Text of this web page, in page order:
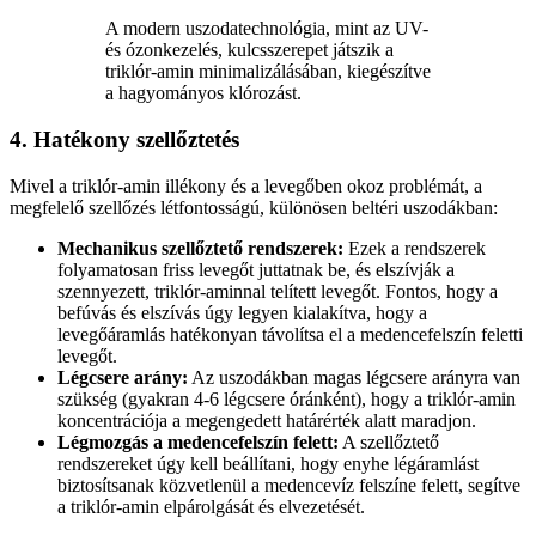
A modern uszodatechnológia, mint az UV-
és ózonkezelés, kulcsszerepet játszik a
triklór-amin minimalizálásában, kiegészítve
a hagyományos klórozást.
4. Hatékony szellőztetés
Mivel a triklór-amin illékony és a levegőben okoz problémát, a
megfelelő szellőzés létfontosságú, különösen beltéri uszodákban:
Mechanikus szellőztető rendszerek: Ezek a rendszerek
folyamatosan friss levegőt juttatnak be, és elszívják a
szennyezett, triklór-aminnal telített levegőt. Fontos, hogy a
befúvás és elszívás úgy legyen kialakítva, hogy a
levegőáramlás hatékonyan távolítsa el a medencefelszín feletti
levegőt.
Légcsere arány: Az uszodákban magas légcsere arányra van
szükség (gyakran 4-6 légcsere óránként), hogy a triklór-amin
koncentrációja a megengedett határérték alatt maradjon.
Légmozgás a medencefelszín felett: A szellőztető
rendszereket úgy kell beállítani, hogy enyhe légáramlást
biztosítsanak közvetlenül a medencevíz felszíne felett, segítve
a triklór-amin elpárolgását és elvezetését.